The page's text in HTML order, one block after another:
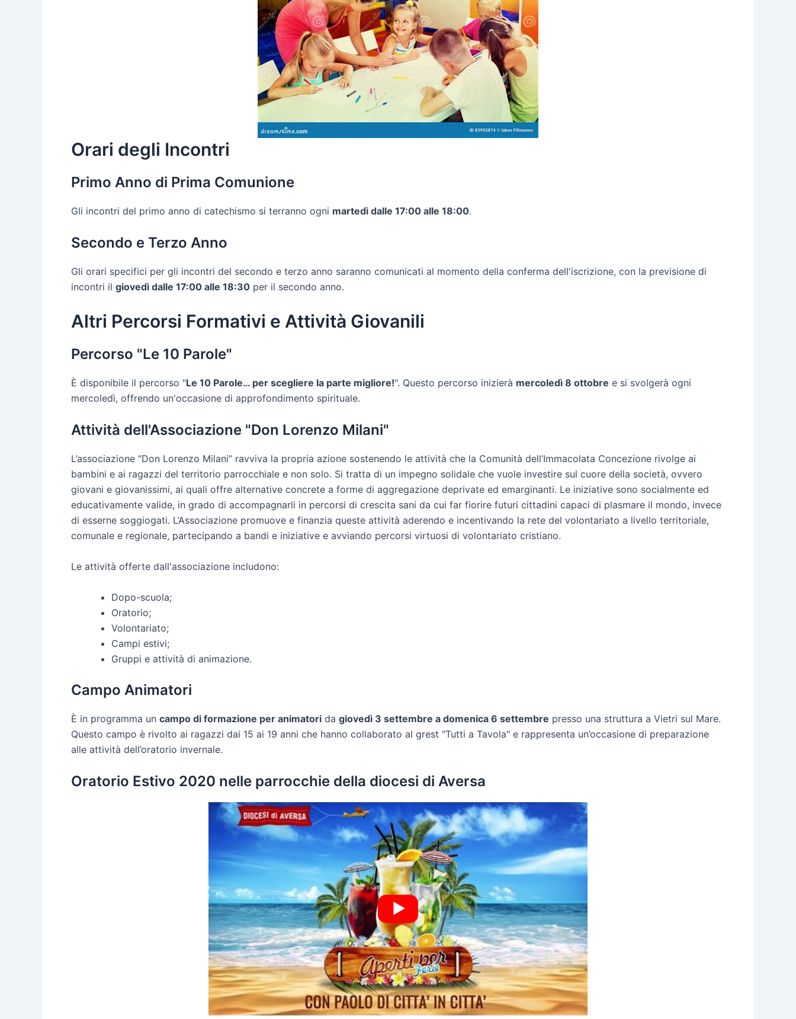
Orari degli Incontri
Primo Anno di Prima Comunione
Gli incontri del primo anno di catechismo si terranno ogni martedì dalle 17:00 alle 18:00.
Secondo e Terzo Anno
Gli orari specifici per gli incontri del secondo e terzo anno saranno comunicati al momento della conferma dell'iscrizione, con la previsione di
incontri il giovedì dalle 17:00 alle 18:30 per il secondo anno.
Altri Percorsi Formativi e Attività Giovanili
Percorso "Le 10 Parole"
È disponibile il percorso "Le 10 Parole… per scegliere la parte migliore!". Questo percorso inizierà mercoledì 8 ottobre e si svolgerà ogni
mercoledì, offrendo un'occasione di approfondimento spirituale.
Attività dell'Associazione "Don Lorenzo Milani"
L’associazione “Don Lorenzo Milani” ravviva la propria azione sostenendo le attività che la Comunità dell’Immacolata Concezione rivolge ai
bambini e ai ragazzi del territorio parrocchiale e non solo. Si tratta di un impegno solidale che vuole investire sul cuore della società, ovvero
giovani e giovanissimi, ai quali offre alternative concrete a forme di aggregazione deprivate ed emarginanti. Le iniziative sono socialmente ed
educativamente valide, in grado di accompagnarli in percorsi di crescita sani da cui far fiorire futuri cittadini capaci di plasmare il mondo, invece
di esserne soggiogati. L’Associazione promuove e finanzia queste attività aderendo e incentivando la rete del volontariato a livello territoriale,
comunale e regionale, partecipando a bandi e iniziative e avviando percorsi virtuosi di volontariato cristiano.
Le attività offerte dall'associazione includono:
Dopo-scuola;
Oratorio;
Volontariato;
Campi estivi;
Gruppi e attività di animazione.
Campo Animatori
È in programma un campo di formazione per animatori da giovedì 3 settembre a domenica 6 settembre presso una struttura a Vietri sul Mare.
Questo campo è rivolto ai ragazzi dai 15 ai 19 anni che hanno collaborato al grest "Tutti a Tavola" e rappresenta un’occasione di preparazione
alle attività dell’oratorio invernale.
Oratorio Estivo 2020 nelle parrocchie della diocesi di Aversa